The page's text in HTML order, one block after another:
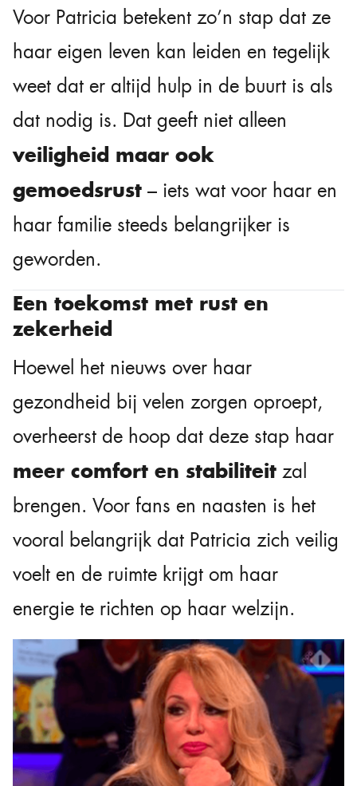
Voor Patricia betekent zo’n stap dat ze
haar eigen leven kan leiden en tegelijk
weet dat er altijd hulp in de buurt is als
dat nodig is. Dat geeft niet alleen
veiligheid maar ook
gemoedsrust – iets wat voor haar en
haar familie steeds belangrijker is
geworden.
Een toekomst met rust en
zekerheid
Hoewel het nieuws over haar
gezondheid bij velen zorgen oproept,
overheerst de hoop dat deze stap haar
meer comfort en stabiliteit zal
brengen. Voor fans en naasten is het
vooral belangrijk dat Patricia zich veilig
voelt en de ruimte krijgt om haar
energie te richten op haar welzijn.